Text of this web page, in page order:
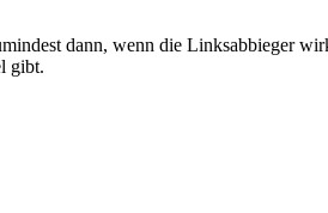
dann, wenn die Linksabbieger
gibt.